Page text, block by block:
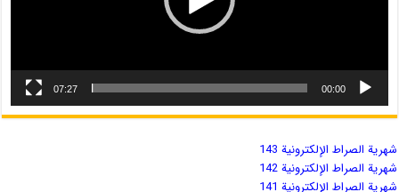
00:00
07:27
شهریة الصراط الإلكترونية 143
شهریة الصراط الإلكترونية 142
شهریة الصراط الإلكترونية 141